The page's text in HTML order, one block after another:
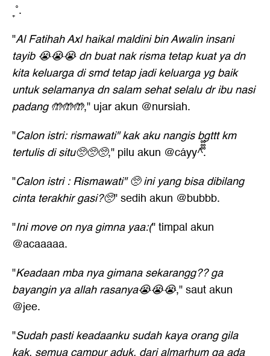
₊˚.
"Al Fatihah Axl haikal maldini bin Awalin insani
tayib 😭😭😭 dn buat nak risma tetap kuat ya dn
kita keluarga di smd tetap jadi keluarga yg baik
untuk selamanya dn salam sehat selalu dr ibu nasi
padang 🤲🤲🤲," ujar akun @nursiah.
"Calon istri: rismawati" kak aku nangis bgttt km
tertulis di situ🥺🥺🥺," pilu akun @cáyy^᪲᪲᪲.
"Calon istri : Rismawati" 🥺 ini yang bisa dibilang
cinta terakhir gasi?🥺" sedih akun @bubbb.
"Ini move on nya gimna yaa:(" timpal akun
@acaaaaa.
"Keadaan mba nya gimana sekarangg?? ga
bayangin ya allah rasanya😭😭😭," saut akun
@jee.
"Sudah pasti keadaanku sudah kaya orang gila